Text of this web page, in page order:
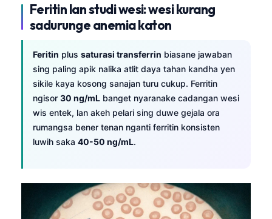
Feritin lan studi wesi: wesi kurang
sadurunge anemia katon
Feritin plus saturasi transferrin biasane jawaban
sing paling apik nalika atlit daya tahan kandha yen
sikile kaya kosong sanajan turu cukup. Ferritin
ngisor 30 ng/mL banget nyaranake cadangan wesi
wis entek, lan akeh pelari sing duwe gejala ora
rumangsa bener tenan nganti ferritin konsisten
luwih saka 40-50 ng/mL.